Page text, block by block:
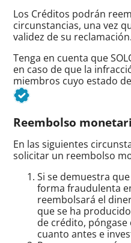
Los Créditos podrán
circunstancias, una vez
validez de su reclamación.
Tenga en cuenta que
en caso de que la
miembros cuyo estado
Reembolso
En las siguientes
solicitar un reembolso
Si se demuestra
forma fraudulenta
reembolsará el
que se ha
de crédito,
cuanto antes e